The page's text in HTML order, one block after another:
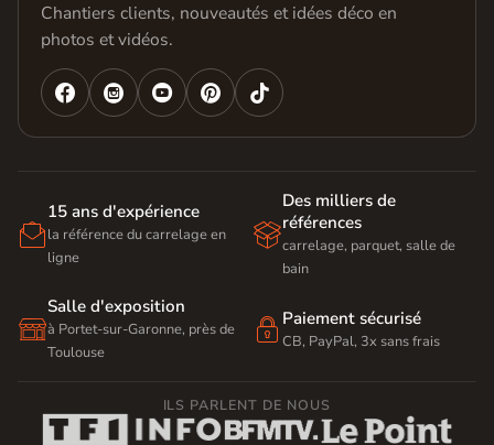
Chantiers clients, nouveautés et idées déco en
photos et vidéos.
   

15 ans d'expérience
la référence du carrelage en
ligne

Des milliers de
références
carrelage, parquet, salle de
bain

Salle d'exposition
à Portet-sur-Garonne, près de
Toulouse
 Paiement sécurisé
CB, PayPal, 3x sans frais
ILS PARLENT DE NOUS